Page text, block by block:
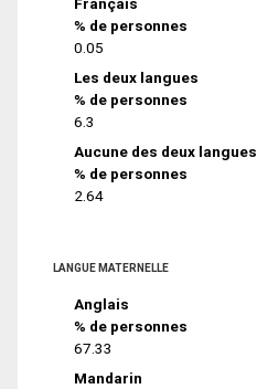
Français
% de personnes
0.05
Les deux langues
% de personnes
6.3
Aucune des deux langues
% de personnes
2.64
LANGUE MATERNELLE
Anglais
% de personnes
67.33
Mandarin